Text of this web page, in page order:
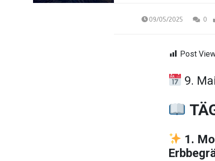
09/05/2025 0
Post
9.
1.